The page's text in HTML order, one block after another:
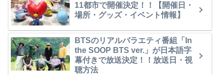
11都市で開催決定！！【開催日・
場所・グッズ・イベント情報】
BTSのリアルバラエティ番組「In
the SOOP BTS ver.」が日本語字
幕付きで放送決定！！放送日・視
聴方法